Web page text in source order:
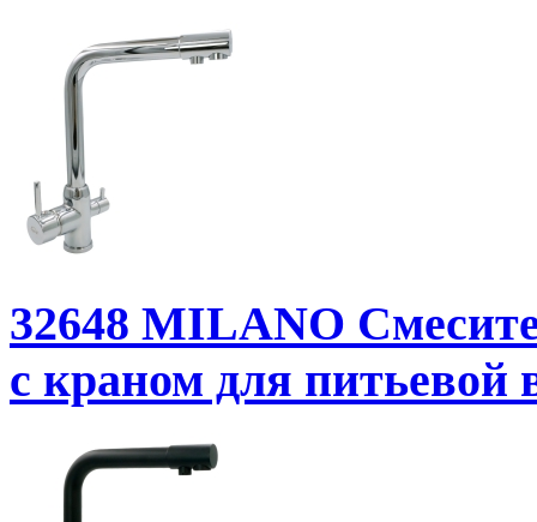
32648 MILANO
с краном для питьевой